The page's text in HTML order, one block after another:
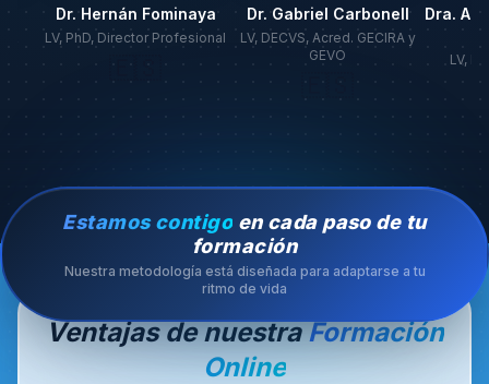
Dr. Hernán Fominaya
LV, PhD, Director Profesional
Dr. Gabriel Carbonell
LV, DECVS, Acred. GECIRA y
GEVO
Dra.
LV,
Estamos contigo en cada paso de tu
formación
Nuestra metodología está diseñada para adaptarse a tu
ritmo de vida
Ventajas de nuestraFormación
Online